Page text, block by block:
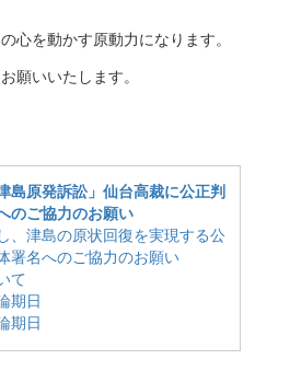
心を動かす原動力になります。
願いいたします。
島原発訴訟」仙台高裁に公正判
のご協力のお願い
、津島の原状回復を実現する公
署名へのご協力のお願い
て
期日
期日